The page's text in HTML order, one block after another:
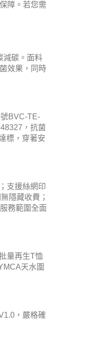
障。若您需
減碳。面料
效果，同時
BVC-TE-
，抗菌
標，穿著安
支援絲網印
隱藏收費；
務範圍全面
量再生T恤
天水圍
，嚴格確